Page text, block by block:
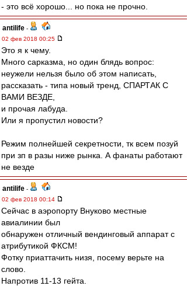
- это всё хорошо... но пока не прочно.
antilife -
02 фев 2018 00:25
Это я к чему.
Много сарказма, но один блядь вопрос:
неужели нельзя было об этом написать,
рассказать - типа новый тренд, СПАРТАК С
ВАМИ ВЕЗДЕ,
и прочая лабуда.
Или я пропустил новости?
Режим полнейшей секретности, тк всем позуй
при зп в разы ниже рынка. А фанаты работают
не везде
antilife -
02 фев 2018 00:14
Сейчас в аэропорту Внуково местные
авиалинии был
обнаружен отличный вендинговый аппарат с
атрибутикой ФКСМ!
Фотку приаттачить низя, посему верьте на
слово.
Напротив 11-13 гейта.